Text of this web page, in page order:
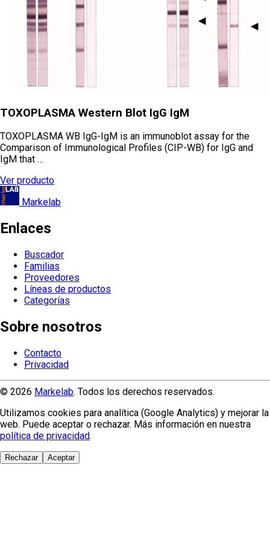
TOXOPLASMA Western Blot IgG IgM
TOXOPLASMA WB IgG-IgM is an immunoblot assay for the
Comparison of Immunological Profiles (CIP-WB) for IgG and
IgM that …
Ver producto
Markelab
Enlaces
Buscador
Familias
Proveedores
Líneas de productos
Categorías
Sobre nosotros
Contacto
Privacidad
© 2026 Markelab. Todos los derechos reservados.
Utilizamos cookies para analítica (Google Analytics) y mejorar la
web. Puede aceptar o rechazar. Más información en nuestra
política de privacidad.
Rechazar Aceptar